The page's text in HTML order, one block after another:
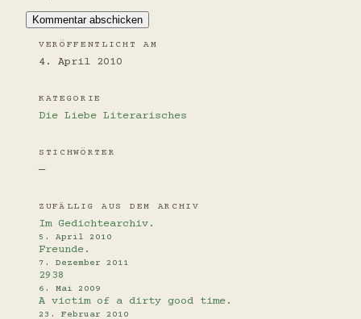
VERÖFFENTLICHT AM
4. April 2010
KATEGORIE
Die Liebe Literarisches
STICHWÖRTER
—
ZUFÄLLIG AUS DEM ARCHIV
Im Gedichtearchiv.
5. April 2010
Freunde.
7. Dezember 2011
2938
6. Mai 2009
A victim of a dirty good time.
23. Februar 2010